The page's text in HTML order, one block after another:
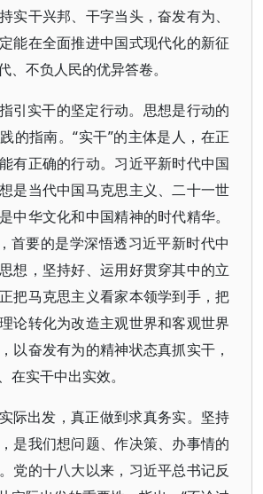
实干兴邦、干字当头，奋发有为、
能在全面推进中国式现代化的新征
、不负人民的优异答卷。
引实干的坚定行动。思想是行动的
的指南。“实干”的主体是人，在正
有正确的行动。习近平新时代中国
是当代中国马克思主义、二十一世
中华文化和中国精神的时代精华。
首要的是学深悟透习近平新时代中
想，坚持好、运用好贯穿其中的立
把马克思主义看家本领学到手，把
论转化为改造主观世界和客观世界
以奋发有为的精神状态真抓实干，
在实干中出实效。
际出发，真正做到求真务实。坚持
是我们想问题、作决策、办事情的
党的十八大以来，习近平总书记反